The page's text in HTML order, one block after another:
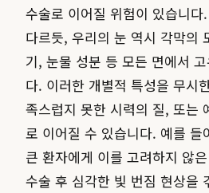
수술로 이어질 위험이 있습니
다르듯, 우리의 눈 역시 각막의
기, 눈물 성분 등 모든 면에서
다. 이러한 개별적 특성을 무시
족스럽지 못한 시력의 질, 또는
로 이어질 수 있습니다. 예를 들
큰 환자에게 이를 고려하지 않
수술 후 심각한 빛 번짐 현상을